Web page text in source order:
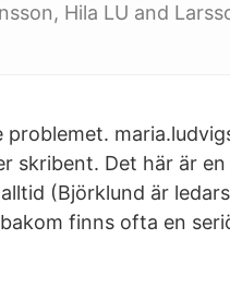
Hila LU and
skribent. Det här är
(Björklund är
finns ofta en